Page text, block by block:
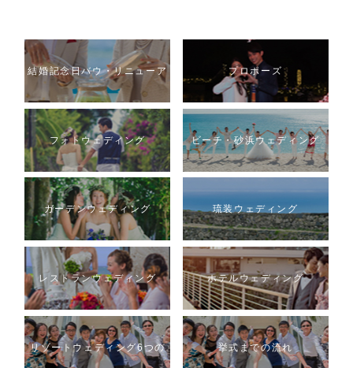
結婚記念日バウ・リニューア
ル
プロポーズ
フォトウェディング ビーチ・砂浜ウェディング
ガーデンウェディング 琉装ウェディング
レストランウェディング ホテルウェディング
リゾートウェディング6つの 挙式までの流れ